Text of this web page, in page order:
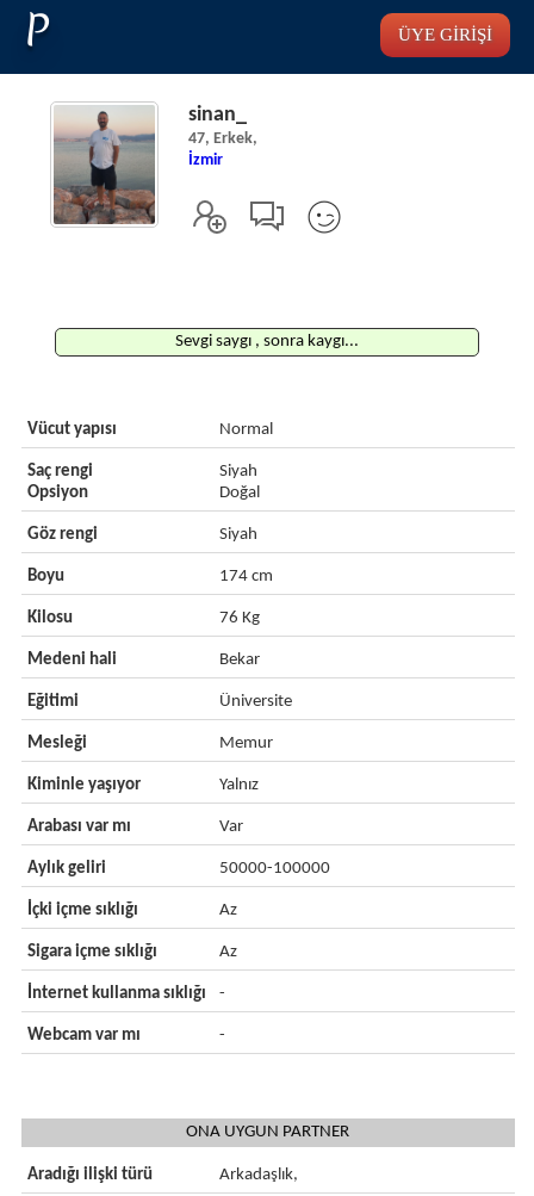
P ÜYE GİRİŞİ
sinan_
47, Erkek,
İzmir
Sevgi saygı , sonra kaygı...
Vücut yapısı Normal
Saç rengi
Opsiyon
Siyah
Doğal
Göz rengi Siyah
Boyu 174 cm
Kilosu 76 Kg
Medeni hali Bekar
Eğitimi Üniversite
Mesleği Memur
Kiminle yaşıyor Yalnız
Arabası var mı Var
Aylık geliri 50000-100000
İçki içme sıklığı Az
Sigara içme sıklığı Az
İnternet kullanma sıklığı -
Webcam var mı -
ONA UYGUN PARTNER
Aradığı ilişki türü Arkadaşlık,